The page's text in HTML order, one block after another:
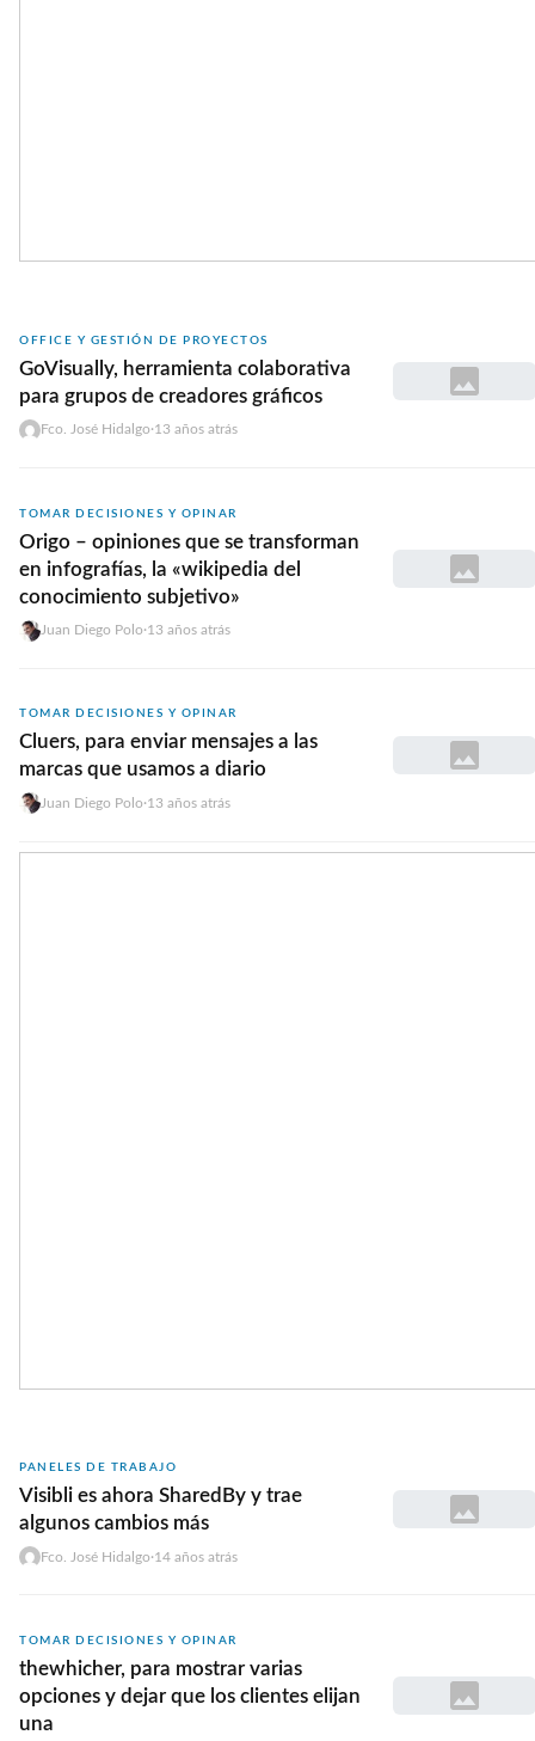
OFFICE Y GESTIÓN DE PROYECTOS
GoVisually, herramienta colaborativa
para grupos de creadores gráficos
Fco. José Hidalgo·13 años atrás
TOMAR DECISIONES Y OPINAR
Origo – opiniones que se transforman
en infografí­as, la «wikipedia del
conocimiento subjetivo»
Juan Diego Polo·13 años atrás
TOMAR DECISIONES Y OPINAR
Cluers, para enviar mensajes a las
marcas que usamos a diario
Juan Diego Polo·13 años atrás
PANELES DE TRABAJO
Visibli es ahora SharedBy y trae
algunos cambios más
Fco. José Hidalgo·14 años atrás
TOMAR DECISIONES Y OPINAR
thewhicher, para mostrar varias
opciones y dejar que los clientes elijan
una